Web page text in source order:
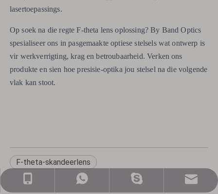
lasertoepassings.
Op soek na die regte F-theta lens oplossing? By Band Optics
spesialiseer ons in pasgemaakte optiese stelsels wat ontwerp is
vir werkverrigting, krag en betroubaarheid. Verken ons
produkte en sien hoe presisie-optika jou stelsel na die volgende
vlak kan stoot.
F-theta-skandeerlens
+86-159-5177-5819
+86 15951775819
verkope@nj-optika.com